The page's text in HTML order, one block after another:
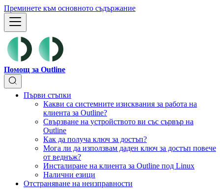
Преминете към основното съдържание
Помощ за Outline
Първи стъпки
Какви са системните изисквания за работа на
клиента за Outline?
Свързване на устройството ви със сървър на
Outline
Как да получа ключ за достъп?
Мога ли да използвам даден ключ за достъп повече
от веднъж?
Инсталиране на клиента за Outline под Linux
Налични езици
Отстраняване на неизправности